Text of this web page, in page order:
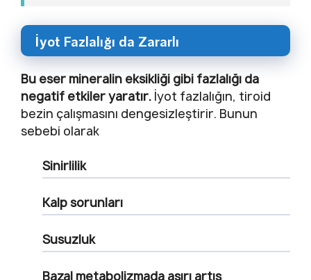
İyot Fazlalığı da Zararlı
Bu eser mineralin eksikliği gibi fazlalığı da
negatif etkiler yaratır. İyot fazlalığın, tiroid
bezin çalışmasını dengesizleştirir. Bunun
sebebi olarak
Sinirlilik
Kalp sorunları
Susuzluk
Bazal metabolizmada aşırı artış